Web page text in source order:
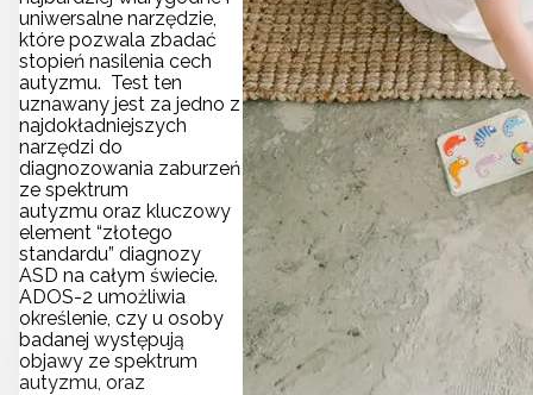
uniwersalne narzędzie,
które pozwala zbadać
stopień nasilenia cech
autyzmu. Test ten
uznawany jest za jedno z
najdokładniejszych
narzędzi do
diagnozowania zaburzeń
ze spektrum
autyzmu oraz kluczowy
element “złotego
standardu” diagnozy
ASD na całym świecie.
ADOS-2 umożliwia
określenie, czy u osoby
badanej występują
objawy ze spektrum
autyzmu, oraz